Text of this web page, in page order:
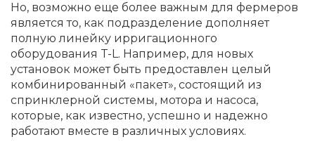
Но, возможно еще более важным для фермеров
является то, как подразделение дополняет
полную линейку ирригационного
оборудования T-L. Например, для новых
установок может быть предоставлен целый
комбинированный «пакет», состоящий из
спринклерной системы, мотора и насоса,
которые, как известно, успешно и надежно
работают вместе в различных условиях.